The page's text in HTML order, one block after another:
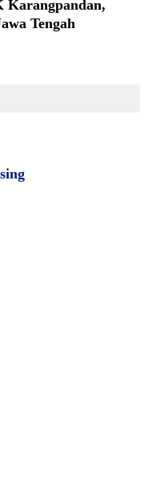
Karangpandan,
Tengah